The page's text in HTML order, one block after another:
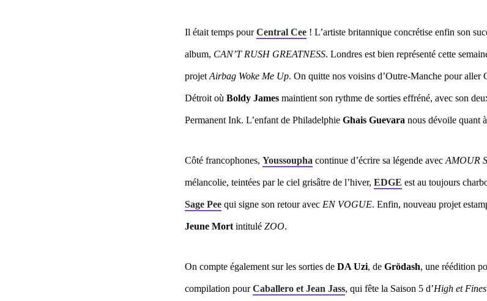
Il était temps pourCentral Cee ! L’artiste britannique concrétise enfin son
album, CAN’T RUSH GREATNESS. Londres est bien représenté cette
projet Airbag Woke Me Up. On quitte nos voisins d’Outre-Manche pour aller
Détroit où Boldy James maintient son rythme de sorties effréné, avec son
Permanent Ink. L’enfant de Philadelphie Ghais Guevara nous dévoile quant
Côté francophones, Youssoupha continue d’écrire sa légende avec AMOUR
mélancolie, teintées par le ciel grisâtre de l’hiver, EDGE est au toujours
Sage Pee qui signe son retour avec EN VOGUE. Enfin, nouveau projet
Jeune Mort intitulé ZOO.
On compte également sur les sorties de DA Uzi, de Grödash, une réédition
compilation pourCaballero et Jean Jass, qui fête la Saison 5 d’High et